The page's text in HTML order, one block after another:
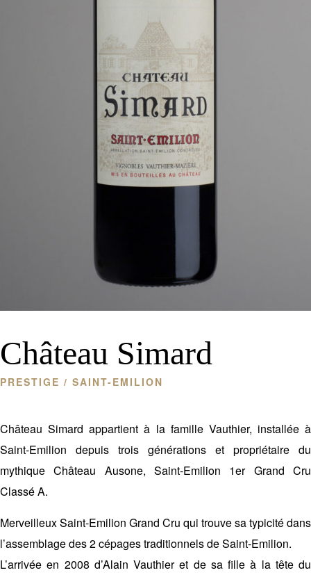
Château Simard
PRESTIGE / SAINT-EMILION
Château Simard appartient à la famille Vauthier, installée à
Saint-Emilion depuis trois générations et propriétaire du
mythique Château Ausone, Saint-Emilion 1er Grand Cru
Classé A.
Merveilleux Saint-Emilion Grand Cru qui trouve sa typicité dans
l’assemblage des 2 cépages traditionnels de Saint-Emilion.
L’arrivée en 2008 d’Alain Vauthier et de sa fille à la tête du